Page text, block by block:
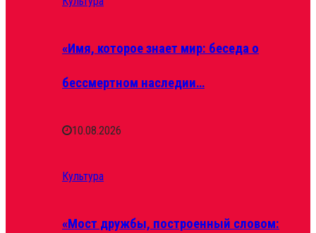
«Имя, которое знает мир: беседа о
бессмертном наследии…
10.08.2026
Культура
«Мост дружбы, построенный словом: